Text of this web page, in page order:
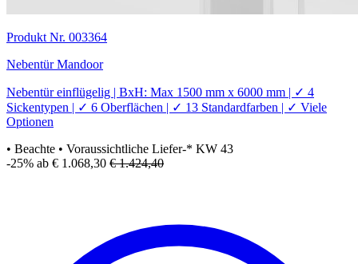
Produkt Nr. 003364
Nebentür Mandoor
Nebentür einflügelig | BxH: Max 1500 mm x 6000 mm | ✓ 4
Sickentypen | ✓ 6 Oberflächen | ✓ 13 Standardfarben | ✓ Viele
Optionen
• Beachte • Voraussichtliche Liefer-* KW 43
-25% ab € 1.068,30 € 1.424,40